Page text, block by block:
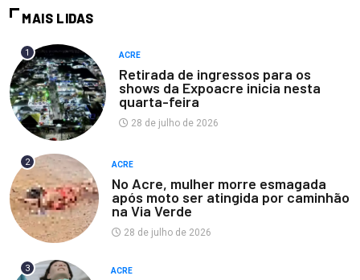
MAIS LIDAS
1 ACRE
Retirada de ingressos para os
shows da Expoacre inicia nesta
quarta-feira
28 de julho de 2026
2 ACRE
No Acre, mulher morre esmagada
após moto ser atingida por caminhão
na Via Verde
28 de julho de 2026
3 ACRE